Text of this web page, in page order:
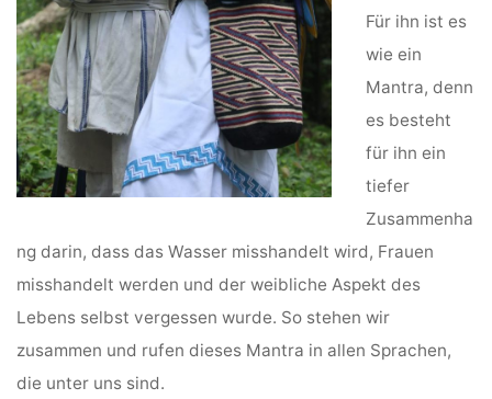
Für ihn ist es
wie ein
Mantra, denn
es besteht
für ihn ein
tiefer
Zusammenha
ng darin, dass das Wasser misshandelt wird, Frauen
misshandelt werden und der weibliche Aspekt des
Lebens selbst vergessen wurde. So stehen wir
zusammen und rufen dieses Mantra in allen Sprachen,
die unter uns sind.